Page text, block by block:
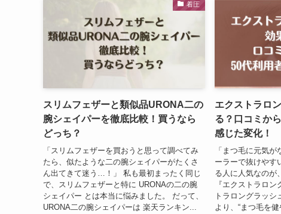
着圧
スリムフェザーと類似品URONA二の
腕シェイパーを徹底比較！買うなら
どっち？
「スリムフェザーを買おうと思って調べてみ
たら、似たような二の腕シェイパーがたくさ
ん出てきて迷う…！」 私も最初まったく同じ
で、スリムフェザーと特に URONAの二の腕
シェイパー とは本当に悩みました。 だって、
URONA二の腕シェイパーは 楽天ランキン...
エクストラロ
る？口コミか
感じた変化！
「まつ毛に元気
ーラーで抜けやす
る人に人気なのが
『エクストラロ
トラロングラッシ
より、“まつ毛を